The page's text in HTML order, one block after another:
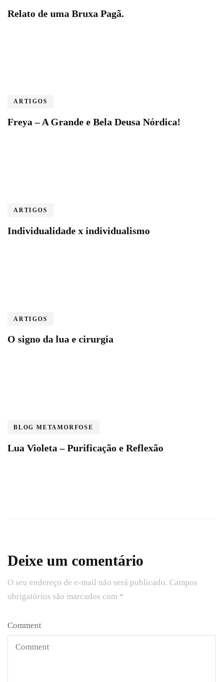
Relato de uma Bruxa Pagã.
ARTIGOS
Freya – A Grande e Bela Deusa Nórdica!
ARTIGOS
Individualidade x individualismo
ARTIGOS
O signo da lua e cirurgia
BLOG METAMORFOSE
Lua Violeta – Purificação e Reflexão
Deixe um comentário
O seu endereço de e-mail não será publicado. Campos
obrigatórios são marcados com *
Comment